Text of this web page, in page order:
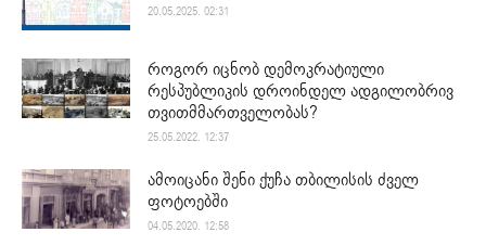
20.05.2025. 02:31
როგორ იცნობ დემოკრატიული
რესპუბლიკის დროინდელ ადგილობრივ
თვითმმართველობას?
25.05.2022. 12:37
ამოიცანი შენი ქუჩა თბილისის ძველ
ფოტოებში
04.05.2020. 12:58